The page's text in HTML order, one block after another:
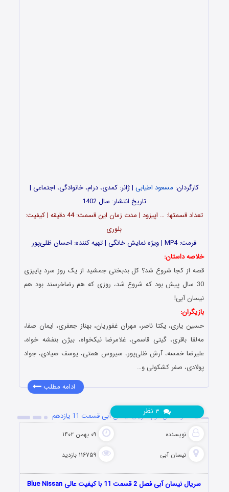
کارگردان: مسعود اطیابی | ژانر: کمدی، درام، خانوادگی، اجتماعی |
تاریخ انتشار: سال 1402
تعداد قسمت‎ها: … اپیزود | مدت زمان این قسمت: 44 دقیقه | کیفیت:
بلوری
فرمت: MP4 | ویژه نمایش خانگی | تهیه کننده: احسان ظلی‌پور
خلاصه داستان:
قصه از کجا شروع شد؟ کل بدبختی جمشید از یک روز سرد پاییزی
30 سال پیش بود که شروع شد، روزی که هم رضاخرسند بود هم
نیسان آبی!
بازیگران:
حسین یاری، یکتا ناصر، مهران غفوریان، بهناز جعفری، ایمان صفا،
مه‌لقا باقری، گیتی قاسمی، غلامرضا نیکخواه، بیژن بنفشه خواه،
علیرضا خمسه، آرش ظلی‌پور، سیروس همتی، یوسف صیادی، جواد
پولادی، صفر کشکولی و…
ادامه مطلب
دانلود فصل دوم سریال نیسان آبی قسمت 11 یازدهم
نویسنده ۰۹ بهمن ۱۴۰۲
نیسان آبی ۱۱۶۷۵۹ بازدید
نظر
سریال نیسان آبی فصل 2 قسمت 11 با کیفیت عالی Blue Nissan